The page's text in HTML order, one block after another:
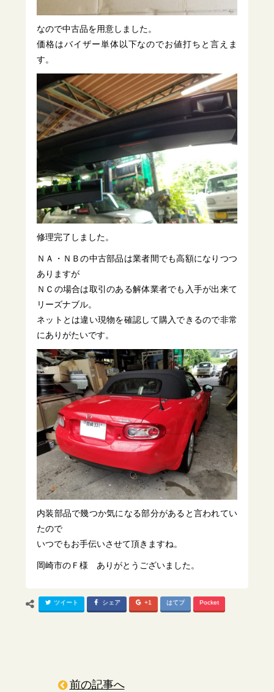
なので中古品を用意しました。
価格はバイザー単体以下なのでお値打ちと言えま
す。
修理完了しました。
ＮＡ・ＮＢの中古部品は業者間でも高額になりつつ
ありますが
ＮＣの場合は取引のある解体業者でも入手が出来て
リーズナブル。
ネットとは違い現物を確認して購入できるので非常
にありがたいです。
内装部品で幾つか気になる部分があると言われてい
たので
いつでもお手伝いさせて頂きますね。
岡崎市のＦ様 ありがとうございました。
ツイート シェア +1 はてブ Pocket
前の記事へ